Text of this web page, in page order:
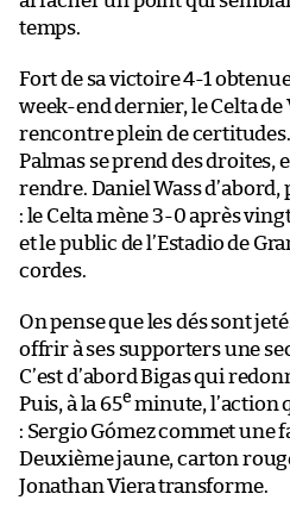
temps.
Fort de sa victoire 4-1
week-end dernier, le Celta de
rencontre plein de certitudes.
Palmas se prend des droites,
rendre. Daniel Wass
: le Celta mène 3-0 après
et le public de l’Estadio de
cordes.
On pense que les dés sont
offrir à ses supporters une
C’est d’abord Bigas qui
Puis, à la 65e minute, l’action
: Sergio Gómez commet une
Deuxième jaune, carton
Jonathan Viera transforme.